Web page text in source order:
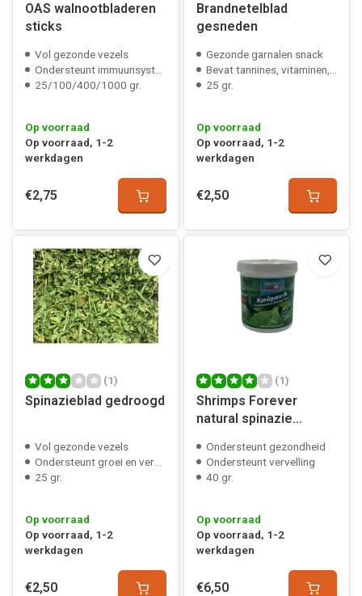
OAS walnootbladeren
sticks
Vol gezonde vezels
Ondersteunt immuunsysteem
25/100/400/1000 gr.
Op voorraad
Op voorraad, 1-2
werkdagen
€2,75
Brandnetelblad
gesneden
Gezonde garnalen snack
Bevat tannines, vitaminen, mineralen
25 gr.
Op voorraad
Op voorraad, 1-2
werkdagen
€2,50
(1)
Spinazieblad gedroogd
Vol gezonde vezels
Ondersteunt groei en vervelling
25 gr.
Op voorraad
Op voorraad, 1-2
werkdagen
€2,50
(1)
Shrimps Forever
natural spinazie
Ondersteunt gezondheid
Ondersteunt vervelling
40 gr.
Op voorraad
Op voorraad, 1-2
werkdagen
€6,50